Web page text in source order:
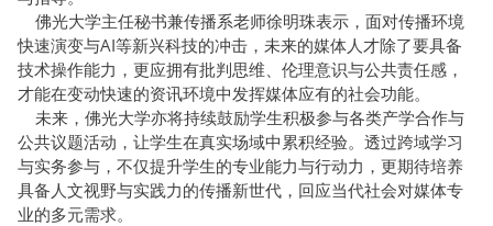
佛光大学主任秘书兼传播系老师徐明珠表示，面对传播环境
快速演变与AI等新兴科技的冲击，未来的媒体人才除了要具备
技术操作能力，更应拥有批判思维、伦理意识与公共责任感，
才能在变动快速的资讯环境中发挥媒体应有的社会功能。
未来，佛光大学亦将持续鼓励学生积极参与各类产学合作与
公共议题活动，让学生在真实场域中累积经验。透过跨域学习
与实务参与，不仅提升学生的专业能力与行动力，更期待培养
具备人文视野与实践力的传播新世代，回应当代社会对媒体专
业的多元需求。